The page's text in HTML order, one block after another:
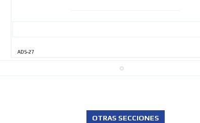
ADS-27
OTRAS SECCIONES